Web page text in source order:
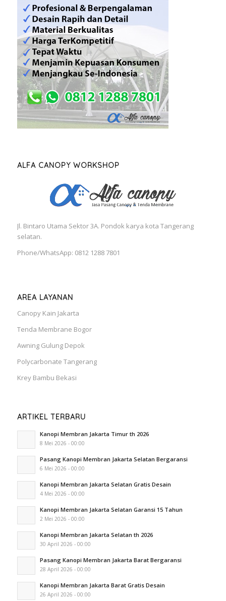
ALFA CANOPY WORKSHOP
Jl. Bintaro Utama Sektor 3A. Pondok karya kota Tangerang
selatan.
Phone/WhatsApp: 0812 1288 7801
AREA LAYANAN
Canopy Kain Jakarta
Tenda Membrane Bogor
Awning Gulung Depok
Polycarbonate Tangerang
Krey Bambu Bekasi
ARTIKEL TERBARU
Kanopi Membran Jakarta Timur th 2026
8 Mei 2026 - 00:00
Pasang Kanopi Membran Jakarta Selatan Bergaransi
6 Mei 2026 - 00:00
Kanopi Membran Jakarta Selatan Gratis Desain
4 Mei 2026 - 00:00
Kanopi Membran Jakarta Selatan Garansi 15 Tahun
2 Mei 2026 - 00:00
Kanopi Membran Jakarta Selatan th 2026
30 April 2026 - 00:00
Pasang Kanopi Membran Jakarta Barat Bergaransi
28 April 2026 - 00:00
Kanopi Membran Jakarta Barat Gratis Desain
26 April 2026 - 00:00